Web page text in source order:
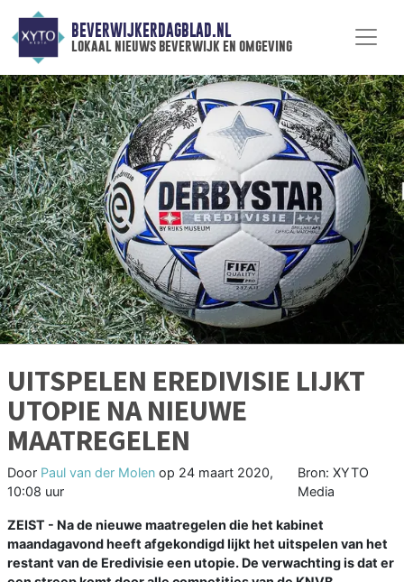
BEVERWIJKERDAGBLAD.NL
lokaal nieuws beverwijk en omgeving
UITSPELEN EREDIVISIE LIJKT
UTOPIE NA NIEUWE
MAATREGELEN
Door Paul van der Molen op 24 maart 2020,
10:08 uur
Bron: XYTO
Media
ZEIST - Na de nieuwe maatregelen die het kabinet
maandagavond heeft afgekondigd lijkt het uitspelen van het
restant van de Eredivisie een utopie. De verwachting is dat er